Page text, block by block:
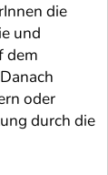
die
und
dem
oder
durch die